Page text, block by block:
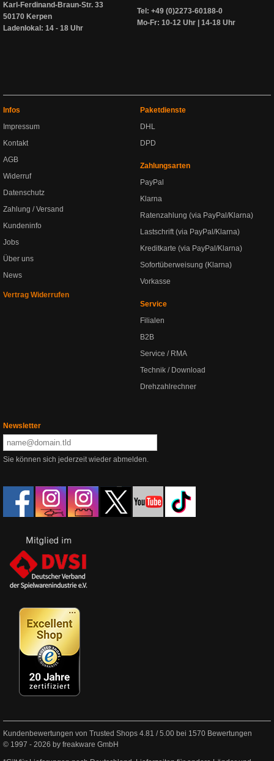
Karl-Ferdinand-Braun-Str. 33
50170 Kerpen
Ladenlokal: 14 - 18 Uhr
Tel: +49 (0)2273-60188-0
Mo-Fr: 10-12 Uhr | 14-18 Uhr
Infos
Impressum
Kontakt
AGB
Widerruf
Datenschutz
Zahlung / Versand
Kundeninfo
Jobs
Über uns
News
Vertrag Widerrufen
Paketdienste
DHL
DPD
Zahlungsarten
PayPal
Klarna
Ratenzahlung (via PayPal/Klarna)
Lastschrift (via PayPal/Klarna)
Kreditkarte (via PayPal/Klarna)
Sofortüberweisung (Klarna)
Vorkasse
Service
Filialen
B2B
Service / RMA
Technik / Download
Drehzahlrechner
Newsletter
Sie können sich jederzeit wieder abmelden.
Kundenbewertungen von Trusted Shops 4.81 /5.00 bei 1570 Bewertungen
© 1997 - 2026 by freakware GmbH